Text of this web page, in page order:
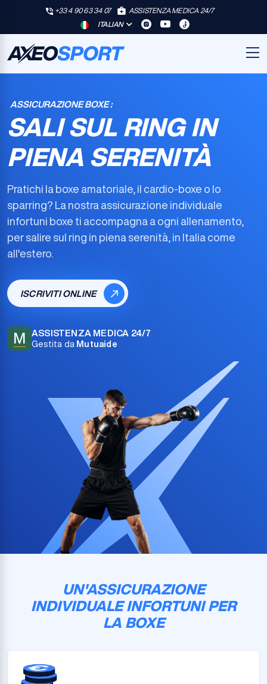
+33 4 90 63 34 07
ASSISTENZA MEDICA 24/7
ITALIAN
ASSICURAZIONE BOXE :
SALI SUL RING IN
PIENA SERENITÀ
Pratichi la boxe amatoriale, il cardio-boxe o lo
sparring? La nostra assicurazione individuale
infortuni boxe ti accompagna a ogni allenamento,
per salire sul ring in piena serenità, in Italia come
all'estero.
ISCRIVITI ONLINE
M ASSISTENZA MEDICA 24/7
Gestita da Mutuaide
UN'ASSICURAZIONE
INDIVIDUALE INFORTUNI PER
LA BOXE